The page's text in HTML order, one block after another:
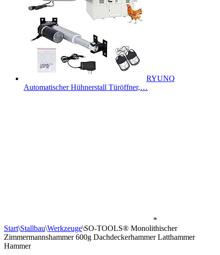
RYUNQ
Automatischer Hühnerstall Türöffner,…
*
Start\Stallbau\Werkzeuge\SO-TOOLS® Monolithischer
Zimmermannshammer 600g Dachdeckerhammer Latthammer
Hammer